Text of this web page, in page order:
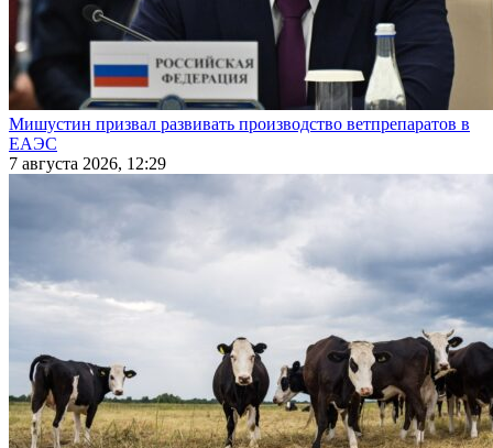
Мишустин призвал развивать производство ветпрепаратов в
ЕАЭС
7 августа 2026, 12:29